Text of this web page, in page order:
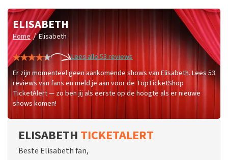
ELISABETH
Home / Elisabeth
Lees alle 53 reviews
Er zijn momenteel geen aankomende shows van Elisabeth. Lees 53
reviews van fans en meld je aan voor de TopTicketShop
TicketAlert — zo ben jij als eerste op de hoogte als er nieuwe
shows komen!
ELISABETH TICKETALERT
Beste Elisabeth fan,